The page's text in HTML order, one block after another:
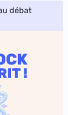
débat